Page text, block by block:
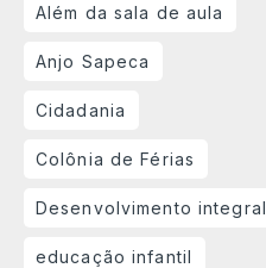
Além da sala de aula
Anjo Sapeca
Cidadania
Colônia de Férias
Desenvolvimento integral
educação infantil